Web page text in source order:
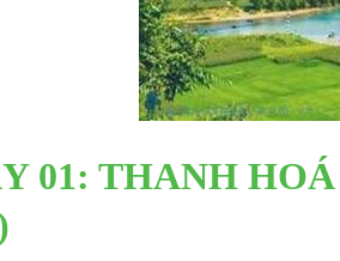
01: THANH